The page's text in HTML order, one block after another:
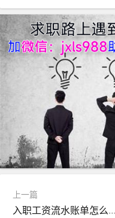
上一篇
入职工资流水账单怎么作假?